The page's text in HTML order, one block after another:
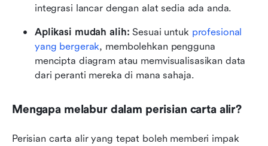
integrasi lancar dengan alat sedia ada anda.
Aplikasi mudah alih: Sesuai untuk profesional
yang bergerak, membolehkan pengguna
mencipta diagram atau memvisualisasikan data
dari peranti mereka di mana sahaja.
Mengapa melabur dalam perisian carta alir?
Perisian carta alir yang tepat boleh memberi impak